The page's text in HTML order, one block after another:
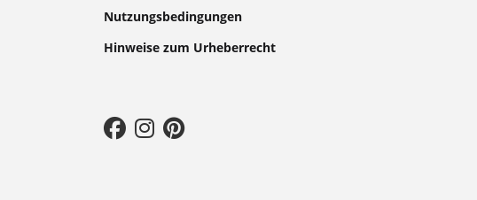
Nutzungsbedingungen
Hinweise zum Urheberrecht